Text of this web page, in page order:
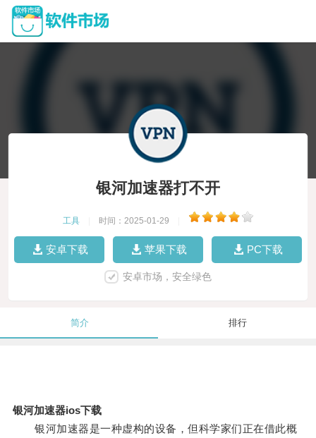
银河加速器打不开
工具 时间：2025-01-29
安卓下载 苹果下载 PC下载
安卓市场，安全绿色
简介 排行
银河加速器ios下载
银河加速器是一种虚构的设备，但科学家们正在借此概